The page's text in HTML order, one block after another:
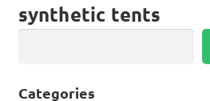
synthetic tents
Categories